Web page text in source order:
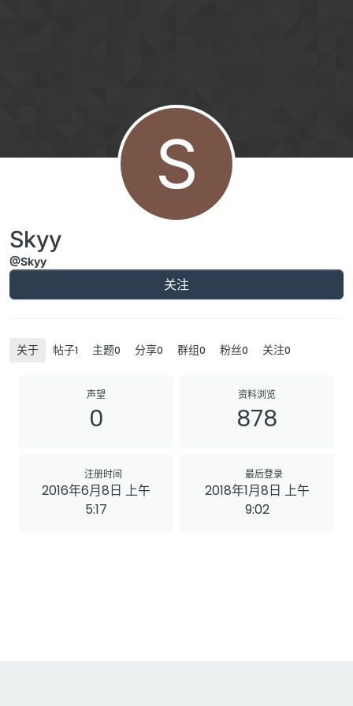
S
Skyy
@Skyy
关注
关于 帖子1 主题0 分享0 群组0 粉丝0 关注0
声望
0
资料浏览
878
注册时间
2016年6月8日 上午
5:17
最后登录
2018年1月8日 上午
9:02